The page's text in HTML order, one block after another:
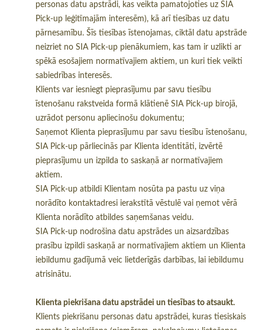
personas datu apstrādi, kas veikta pamatojoties uz SIA
Pick-up leģitīmajām interesēm), kā arī tiesības uz datu
pārnesamību. Šīs tiesības īstenojamas, ciktāl datu apstrāde
neizriet no SIA Pick-up pienākumiem, kas tam ir uzlikti ar
spēkā esošajiem normatīvajiem aktiem, un kuri tiek veikti
sabiedrības interesēs.
Klients var iesniegt pieprasījumu par savu tiesību
īstenošanu rakstveida formā klātienē SIA Pick-up birojā,
uzrādot personu apliecinošu dokumentu;
Saņemot Klienta pieprasījumu par savu tiesību īstenošanu,
SIA Pick-up pārliecinās par Klienta identitāti, izvērtē
pieprasījumu un izpilda to saskaņā ar normatīvajiem
aktiem.
SIA Pick-up atbildi Klientam nosūta pa pastu uz viņa
norādīto kontaktadresi ierakstītā vēstulē vai ņemot vērā
Klienta norādīto atbildes saņemšanas veidu.
SIA Pick-up nodrošina datu apstrādes un aizsardzības
prasību izpildi saskaņā ar normatīvajiem aktiem un Klienta
iebildumu gadījumā veic lietderīgās darbības, lai iebildumu
atrisinātu.
Klienta piekrišana datu apstrādei un tiesības to atsaukt.
Klients piekrišanu personas datu apstrādei, kuras tiesiskais